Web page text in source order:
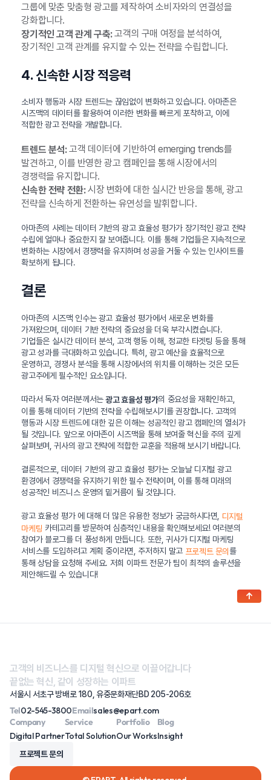
그룹에 맞춘 맞춤형 광고를 제작하여 소비자와의 연결성을
강화합니다.
장기적인 고객 관계 구축:고객의 구매 여정을 분석하여,
장기적인 고객 관계를 유지할 수 있는 전략을 수립합니다.
4. 신속한 시장 적응력
소비자 행동과 시장 트렌드는 끊임없이 변화하고 있습니다. 아마존은
시즈맥의 데이터를 활용하여 이러한 변화를 빠르게 포착하고, 이에
적합한 광고 전략을 개발합니다.
트렌드 분석:고객 데이터에 기반하여 emerging trends를
발견하고, 이를 반영한 광고 캠페인을 통해 시장에서의
경쟁력을 유지합니다.
신속한 전략 전환:시장 변화에 대한 실시간 반응을 통해, 광고
전략을 신속하게 전환하는 유연성을 발휘합니다.
아마존의 사례는 데이터 기반의 광고 효율성 평가가 장기적인 광고 전략
수립에 얼마나 중요한지 잘 보여줍니다. 이를 통해 기업들은 지속적으로
변화하는 시장에서 경쟁력을 유지하며 성공을 거둘 수 있는 인사이트를
확보하게 됩니다.
결론
아마존의 시즈맥 인수는 광고 효율성 평가에서 새로운 변화를
가져왔으며, 데이터 기반 전략의 중요성을 더욱 부각시켰습니다.
기업들은 실시간 데이터 분석, 고객 행동 이해, 정교한 타겟팅 등을 통해
광고 성과를 극대화하고 있습니다. 특히, 광고 예산을 효율적으로
운영하고, 경쟁사 분석을 통해 시장에서의 위치를 이해하는 것은 모든
광고주에게 필수적인 요소입니다.
따라서 독자 여러분께서는광고 효율성 평가의 중요성을 재확인하고,
이를 통해 데이터 기반의 전략을 수립해보시기를 권장합니다. 고객의
행동과 시장 트렌드에 대한 깊은 이해는 성공적인 광고 캠페인의 열쇠가
될 것입니다. 앞으로 아마존이 시즈맥을 통해 보여줄 혁신을 주의 깊게
살펴보며, 귀사의 광고 전략에 적합한 교훈을 적용해 보시기 바랍니다.
결론적으로, 데이터 기반의 광고 효율성 평가는 오늘날 디지털 광고
환경에서 경쟁력을 유지하기 위한 필수 전략이며, 이를 통해 미래의
성공적인 비즈니스 운영의 밑거름이 될 것입니다.
광고 효율성 평가 에 대해 더 많은 유용한 정보가 궁금하시다면, 디지털
마케팅 카테고리를 방문하여 심층적인 내용을 확인해보세요! 여러분의
참여가 블로그를 더 풍성하게 만듭니다. 또한, 귀사가 디지털 마케팅
서비스를 도입하려고 계획 중이라면, 주저하지 말고 프로젝트 문의 를
통해 상담을 요청해 주세요. 저희 이파트 전문가 팀이 최적의 솔루션을
제안해드릴 수 있습니다!
고객의 비즈니스를 디지털 혁신으로 이끌어갑니다
끝없는 혁신, 같이 성장하는 이파트
서울시 서초구 방배로 180, 유중문화재단BD 205-206호
Tel02-545-3800Emailsales@epart.com
Company
Digital Partner
Service
Total Solution
Portfolio
Our Works
Blog
Insight
프로젝트 문의
↑